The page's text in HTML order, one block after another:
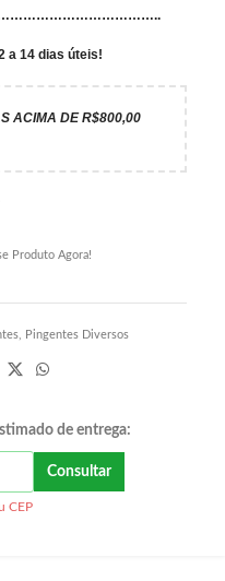
a 14 dias úteis!
ACIMA DE R$800,00
Produto Agora!
Pingentes Diversos
de entrega:
Consultar
CEP